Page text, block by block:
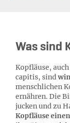
Was sind
Kopfläuse,
capitis, sind
menschlichen
ernähren. Die
jucken und zu
Kopfläuse